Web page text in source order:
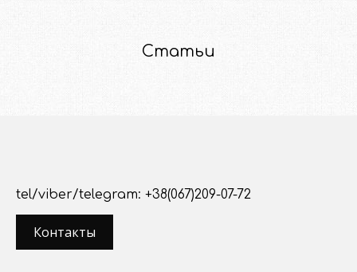
Статьи
tel/viber/telegram: +38(067)209-07-72
Контакты